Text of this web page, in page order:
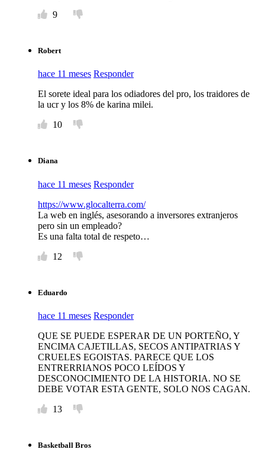
9
Robert
hace 11 meses Responder
El sorete ideal para los odiadores del pro, los traidores de
la ucr y los 8% de karina milei.
10
Diana
hace 11 meses Responder
https://www.glocalterra.com/
La web en inglés, asesorando a inversores extranjeros
pero sin un empleado?
Es una falta total de respeto…
12
Eduardo
hace 11 meses Responder
QUE SE PUEDE ESPERAR DE UN PORTEÑO, Y
ENCIMA CAJETILLAS, SECOS ANTIPATRIAS Y
CRUELES EGOISTAS. PARECE QUE LOS
ENTRERRIANOS POCO LEÍDOS Y
DESCONOCIMIENTO DE LA HISTORIA. NO SE
DEBE VOTAR ESTA GENTE, SOLO NOS CAGAN.
13
Basketball Bros